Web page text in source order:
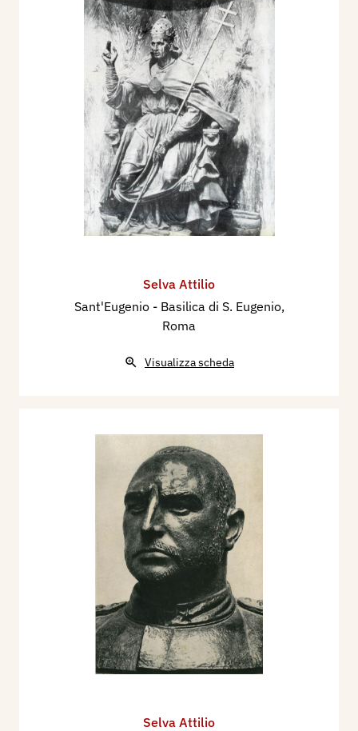
Selva Attilio
Sant'Eugenio - Basilica di S. Eugenio,
Roma
Visualizza scheda
Selva Attilio